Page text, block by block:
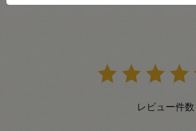
レビュー件